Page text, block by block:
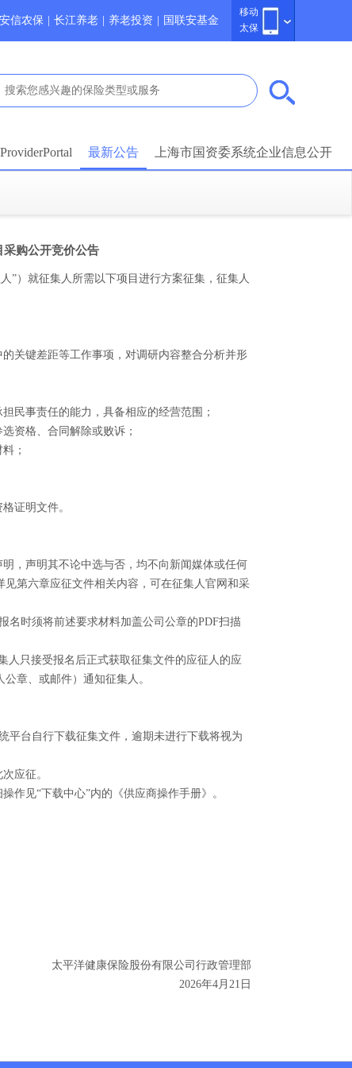
移动
太保
安信农保 长江养老 养老投资 国联安基金
ProviderPortal 最新公告 上海市国资委系统企业信息公开
采购公开竞价公告
”）就征集人所需以下项目进行方案征集，征集人
关键差距等工作事项，对调研内容整合分析并形
民事责任的能力，具备相应的经营范围；
资格、合同解除或败诉；
；
证明文件。
，声明其不论中选与否，均不向新闻媒体或任何
第六章应征文件相关内容，可在征集人官网和采
名时须将前述要求材料加盖公司公章的PDF扫描
人只接受报名后正式获取征集文件的应征人的应
章、或邮件）通知征集人。
平台 自行下载征集文件，逾期未进行下载将视为
应征。
作见“下载中心”内的《供应商操作手册》。
太平洋健康保险股份有限公司行政管理部
2026年4月 21 日